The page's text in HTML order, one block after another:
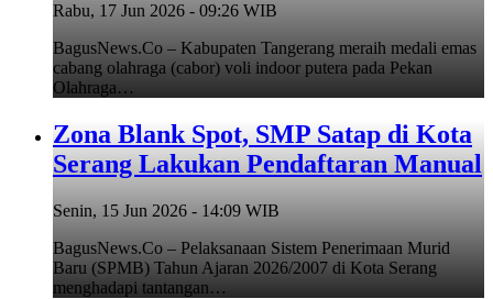
Rabu, 17 Jun 2026 - 09:26 WIB
BagusNews.Co – Kabupaten Tangerang meraih medali emas
cabang olahraga (cabor) voli indoor putera pada Pekan
Olahraga…
Zona Blank Spot, SMP Satap di Kota
Serang Lakukan Pendaftaran Manual
Senin, 15 Jun 2026 - 14:09 WIB
BagusNews.Co – Pelaksanaan Sistem Penerimaan Murid
Baru (SPMB) Tahun Ajaran 2026/2007 di Kota Serang
menghadapi tantangan…